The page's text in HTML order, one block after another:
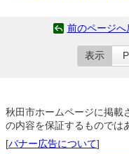
前のページへ
表示
秋田市ホームページに掲載
の内容を保証するものでは
[バナー広告について]